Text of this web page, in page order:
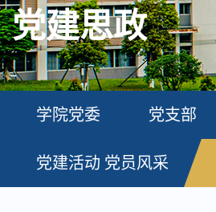
党建思政
学院党委 党支部
党建活动 党员风采